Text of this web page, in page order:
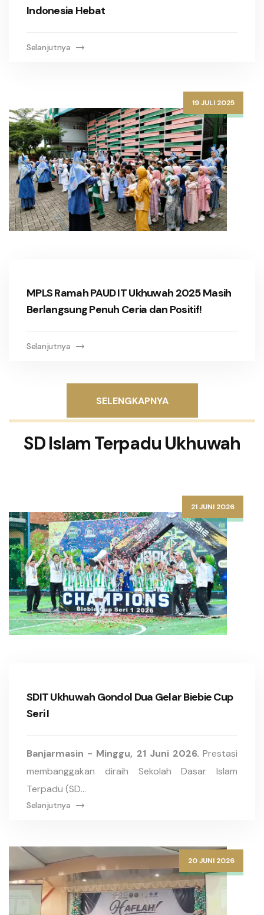
Indonesia Hebat
Selanjutnya
19 JULI 2025
MPLS Ramah PAUD IT Ukhuwah 2025 Masih
Berlangsung Penuh Ceria dan Positif!
Selanjutnya
SELENGKAPNYA
SD Islam Terpadu Ukhuwah
21 JUNI 2026
SDIT Ukhuwah Gondol Dua Gelar Biebie Cup
Seri I
Banjarmasin - Minggu, 21 Juni 2026. Prestasi
membanggakan diraih Sekolah Dasar Islam
Terpadu (SD...
Selanjutnya
20 JUNI 2026